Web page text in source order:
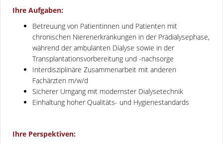
Ihre Aufgaben:
Betreuung von Patientinnen und Patienten mit
chronischen Nierenerkrankungen in der Prädialysephase,
während der ambulanten Dialyse sowie in der
Transplantationsvorbereitung und -nachsorge
Interdisziplinäre Zusammenarbeit mit anderen
Fachärzten m/w/d
Sicherer Umgang mit modernster Dialysetechnik
Einhaltung hoher Qualitäts- und Hygienestandards
Ihre Perspektiven: